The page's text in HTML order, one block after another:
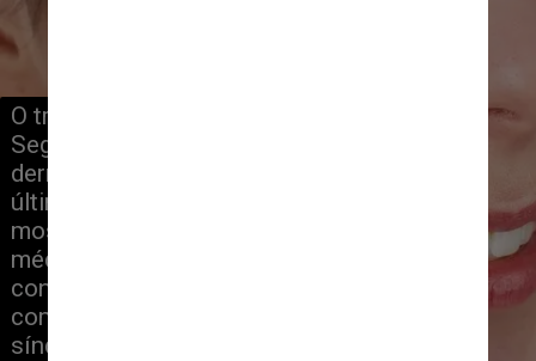
O truque também já chegou ao Brasil.
Segundo o médico Felipe Ribeiro,
dermatologista em São Paulo, nos
últimos dias, muitos pacientes têm
mostrado o vídeo para ele. Segundo o
médico, o colírio usado por Bree
contém a substância brimonidina,
comumente usada no tratamento da
síndrome do olho vermelho